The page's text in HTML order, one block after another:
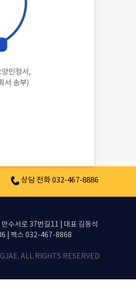
상담 전화 032-467-8886
수서로 37번길11 | 대표 김동석
| 팩스 032-467-8868
ALL RIGHTS RESERVED